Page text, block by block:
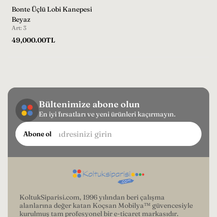
Bonte Üçlü Lobi Kanepesi
Beyaz
Art: 3
Normal
49,000.00TL
Bültenimize abone olun
En iyi fırsatları ve yeni ürünleri kaçırmayın.
E-
posta
adresinizi
Abone ol
KoltukSiparisi.com, 1996 yılından beri çalışma
alanlarına değer katan Koçsan Mobilya™ güvencesiyle
kurulmuş tam profesyonel bir e-ticaret markasıdır.